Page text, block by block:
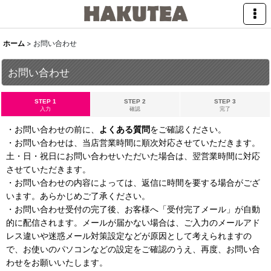
ホーム > お問い合わせ
お問い合わせ
STEP 1
入力
STEP 2
確認
STEP 3
完了
・お問い合わせの前に、 よくある質問をご確認ください。
・お問い合わせは、当店営業時間に順次対応させていただきます。
土・日・祝日にお問い合わせいただいた場合は、翌営業時間に対応
させていただきます。
・お問い合わせの内容によっては、返信に時間を要する場合がござ
います。あらかじめご了承ください。
・お問い合わせ受付の完了後、お客様へ「受付完了メール」が自動
的に配信されます。メールが届かない場合は、ご入力のメールアド
レス違いや迷惑メール対策設定などが原因として考えられますの
で、お使いのパソコンなどの設定をご確認のうえ、再度、お問い合
わせをお願いいたします。